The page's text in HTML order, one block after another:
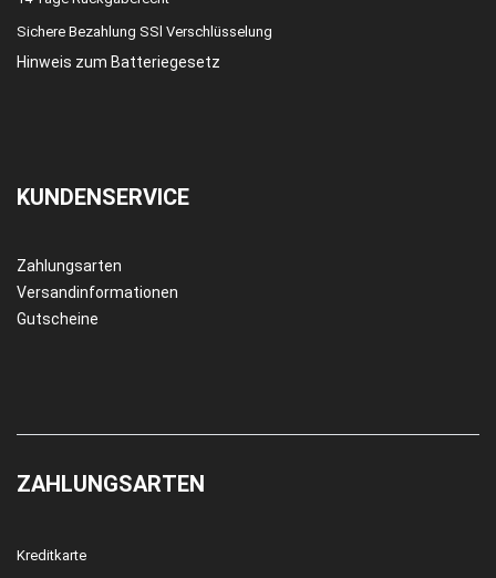
Sichere Bezahlung SSl Verschlüsselung
Hinweis zum Batteriegesetz
KUNDENSERVICE
Zahlungsarten
Versandinformationen
Gutscheine
ZAHLUNGSARTEN
Kreditkarte